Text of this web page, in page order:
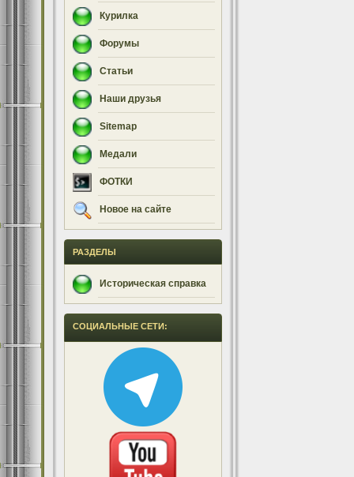
Курилка
Форумы
Статьи
Наши друзья
Sitemap
Медали
ФОТКИ
Новое на сайте
РАЗДЕЛЫ
Историческая справка
СОЦИАЛЬНЫЕ СЕТИ: